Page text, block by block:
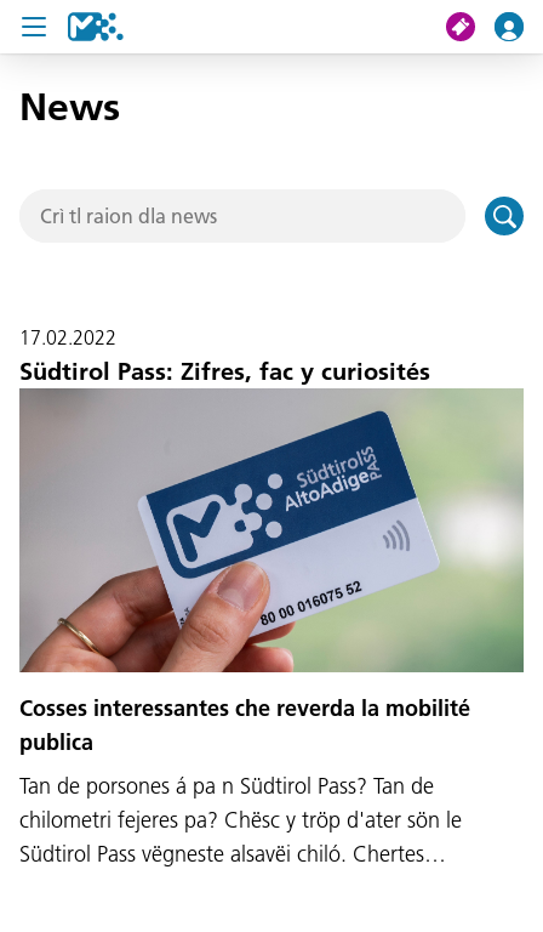
Crissa
News
News
17.02.2022
Südtirol Pass: Zifres, fac y curiosités
Cosses interessantes che reverda la mobilité
publica
Tan de porsones á pa n Südtirol Pass? Tan de
chilometri fejeres pa? Chësc y tröp d'ater sön le
Südtirol Pass vëgneste alsavëi chiló. Chertes…